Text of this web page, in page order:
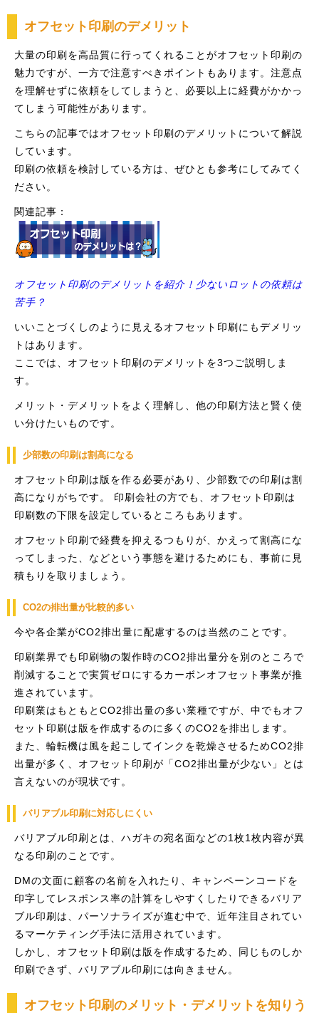
オフセット印刷のデメリット
大量の印刷を高品質に行ってくれることがオフセット印刷の
魅力ですが、一方で注意すべきポイントもあります。注意点
を理解せずに依頼をしてしまうと、必要以上に経費がかかっ
てしまう可能性があります。
こちらの記事ではオフセット印刷のデメリットについて解説
しています。
印刷の依頼を検討している方は、ぜひとも参考にしてみてく
ださい。
関連記事：
オフセット印刷のデメリットを紹介！少ないロットの依頼は
苦手？
いいことづくしのように見えるオフセット印刷にもデメリッ
トはあります。
ここでは、オフセット印刷のデメリットを3つご説明しま
す。
メリット・デメリットをよく理解し、他の印刷方法と賢く使
い分けたいものです。
少部数の印刷は割高になる
オフセット印刷は版を作る必要があり、少部数での印刷は割
高になりがちです。 印刷会社の方でも、オフセット印刷は
印刷数の下限を設定しているところもあります。
オフセット印刷で経費を抑えるつもりが、かえって割高にな
ってしまった、などという事態を避けるためにも、事前に見
積もりを取りましょう。
CO2の排出量が比較的多い
今や各企業がCO2排出量に配慮するのは当然のことです。
印刷業界でも印刷物の製作時のCO2排出量分を別のところで
削減することで実質ゼロにするカーボンオフセット事業が推
進されています。
印刷業はもともとCO2排出量の多い業種ですが、中でもオフ
セット印刷は版を作成するのに多くのCO2を排出します。
また、輪転機は風を起こしてインクを乾燥させるためCO2排
出量が多く、オフセット印刷が「CO2排出量が少ない」とは
言えないのが現状です。
バリアブル印刷に対応しにくい
バリアブル印刷とは、ハガキの宛名面などの1枚1枚内容が異
なる印刷のことです。
DMの文面に顧客の名前を入れたり、キャンペーンコードを
印字してレスポンス率の計算をしやすくしたりできるバリア
ブル印刷は、パーソナライズが進む中で、近年注目されてい
るマーケティング手法に活用されています。
しかし、オフセット印刷は版を作成するため、同じものしか
印刷できず、バリアブル印刷には向きません。
オフセット印刷のメリット・デメリットを知りう